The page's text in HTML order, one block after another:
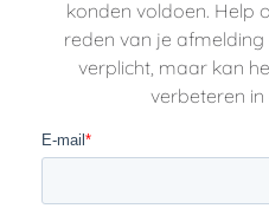
konden voldoen. Help
reden van je afmelding
verplicht, maar kan
verbeteren